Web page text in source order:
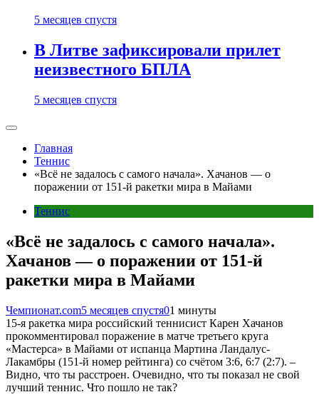
5 месяцев спустя
В Литве зафиксировали прилет
неизвестного БПЛА
5 месяцев спустя
Главная
Теннис
«Всё не задалось с самого начала». Хачанов — о
поражении от 151-й ракетки мира в Майами
Теннис
«Всё не задалось с самого начала».
Хачанов — о поражении от 151-й
ракетки мира в Майами
Чемпионат.com5 месяцев спустя01 минуты
15-я ракетка мира российский теннисист Карен Хачанов
прокомментировал поражение в матче третьего круга
«Мастерса» в Майами от испанца Мартина Ландалус-
Лакамбры (151-й номер рейтинга) со счётом 3:6, 6:7 (2:7). –
Видно, что ты расстроен. Очевидно, что ты показал не свой
лучший теннис. Что пошло не так?